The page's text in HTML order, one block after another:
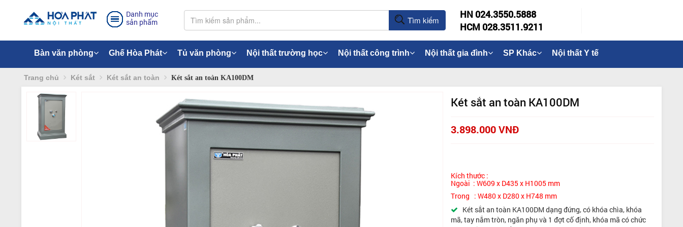
Danh mục
sản phẩm
Tìm kiếm
HN 024.3550.5888
HCM 028.3511.9211
Bàn văn phòng Ghế Hòa Phát Tủ văn phòng Nội thất trường học Nội thất công trình Nội thất gia đình SP Khác Nội thất Y tế
Trang chủ Két sắt Két sắt an toàn Két sắt an toàn KA100DM
Két sắt an toàn KA100DM
3.898.000 VNĐ
Kích thước :
Ngoài : W609 x D435 x H1005 mm
Trong : W480 x D280 x H748 mm
Két sắt an toàn KA100DM dạng đứng, có khóa chìa, khóa
mã, tay nắm tròn, ngăn phụ và 1 đợt cố định, khóa mã có chức